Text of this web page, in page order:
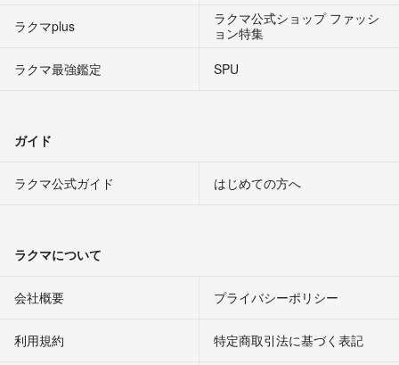
ラクマplus
ラクマ公式ショップ ファッシ
ョン特集
ラクマ最強鑑定
SPU
ガイド
ラクマ公式ガイド はじめての方へ
ラクマについて
会社概要 プライバシーポリシー
利用規約 特定商取引法に基づく表記